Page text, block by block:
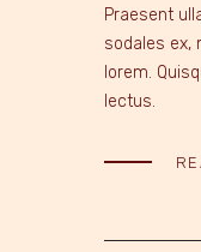
Praesent
sodales ex,
lorem.
lectus.